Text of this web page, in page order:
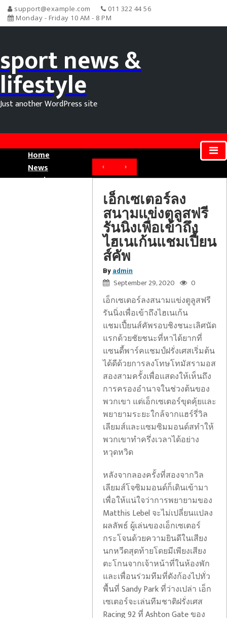
support@example.com
011 322 44 56
Monday - Friday 10 AM - 8 PM
sport news &
lifestyle
Just another WordPress site
Home
News
Movie News
‹ ›
เอ็กเซเตอร์ลง
สนามแข่งตูลูสฟรี
รันนิ่งเพื่อเข้าถึง
ไฮเนเก้นแชมเปี้ยน
ส์คัพ
By admin
September 29, 2020 0
เอ็กเซเตอร์ลงสนามแข่งตูลูสฟรี
รันนิ่งเพื่อเข้าถึงไฮเนเก้น
แชมเปี้ยนส์คัพรอบชิงชนะเลิศนัด
แรกด้วยชัยชนะที่หาได้ยากที่
แซนดี้พาร์คแชมป์ฝรั่งเศสเริ่มต้น
ได้ดีด้วยการลงโทษโทมัสรามอส
สองสามครั้งเพื่อแสดงให้เห็นถึง
การครองอำนาจในช่วงต้นของ
พวกเขา แต่เอ็กเซเตอร์ขุดคุ้ยและ
พยายามระยะใกล้จากแฮร์รี่วิล
เลียมส์และแซมซิมมอนด์สทำให้
พวกเขาทำครึ่งเวลาได้อย่าง
หวุดหวิด
หลังจากลองครั้งที่สองจากวิล
เลียมส์โจซิมมอนด์ก็เดินเข้ามา
เพื่อให้แน่ใจว่าการพยายามของ
Matthis Lebel จะไม่เปลี่ยนแปลง
ผลลัพธ์ ผู้เล่นของเอ็กเซเตอร์
กระโจนด้วยความยินดีในเสียง
นกหวีดสุดท้ายโดยมีเพียงเสียง
ตะโกนจากเจ้าหน้าที่ในห้องพัก
และเพื่อนร่วมทีมที่ดังก้องไปทั่ว
พื้นที่ Sandy Park ที่ว่างเปล่า เอ็ก
เซเตอร์จะเล่นทีมชาติฝรั่งเศส
Racing 92 ที่ Ashton Gate ของ
โบ
รุ
ส